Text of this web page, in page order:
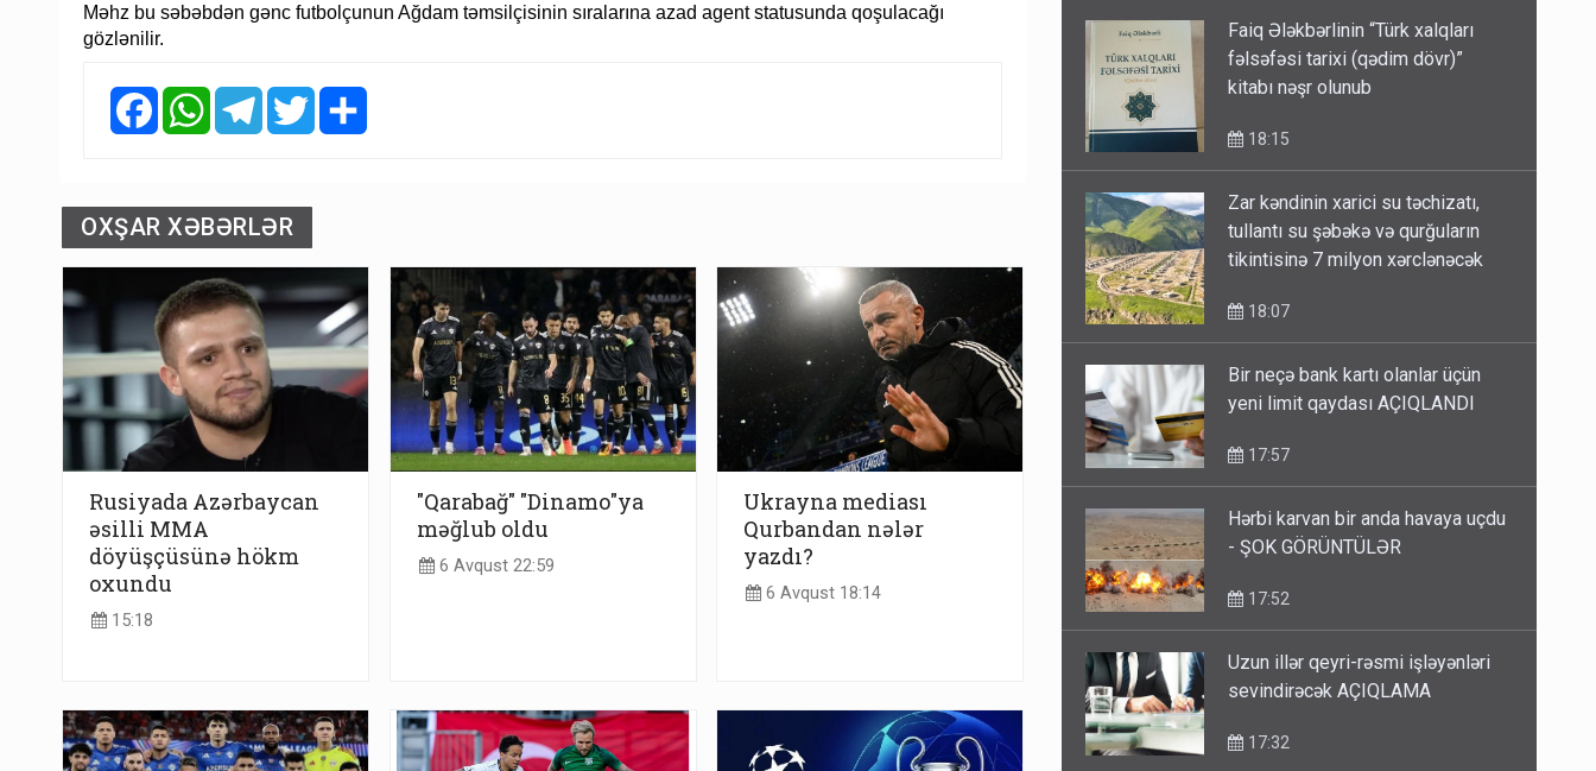
Məhz bu səbəbdən gənc futbolçunun Ağdam təmsilçisinin sıralarına azad agent statusunda qoşulacağı
gözlənilir.
FacebookWhatsAppTelegramTwitter
OXŞAR XƏBƏRLƏR
Rusiyada Azərbaycan
əsilli MMA
döyüşçüsünə hökm
oxundu
15:18
"Qarabağ" "Dinamo"ya
məğlub oldu
6 Avqust 22:59
Ukrayna mediası
Qurbandan nələr
yazdı?
6 Avqust 18:14
Faiq Ələkbərlinin “Türk xalqları
fəlsəfəsi tarixi (qədim dövr)”
kitabı nəşr olunub
18:15
Zar kəndinin xarici su təchizatı,
tullantı su şəbəkə və qurğuların
tikintisinə 7 milyon xərclənəcək
18:07
Bir neçə bank kartı olanlar üçün
yeni limit qaydası AÇIQLANDI
17:57
Hərbi karvan bir anda havaya uçdu
- ŞOK GÖRÜNTÜLƏR
17:52
Uzun illər qeyri-rəsmi işləyənləri
sevindirəcək AÇIQLAMA
17:32